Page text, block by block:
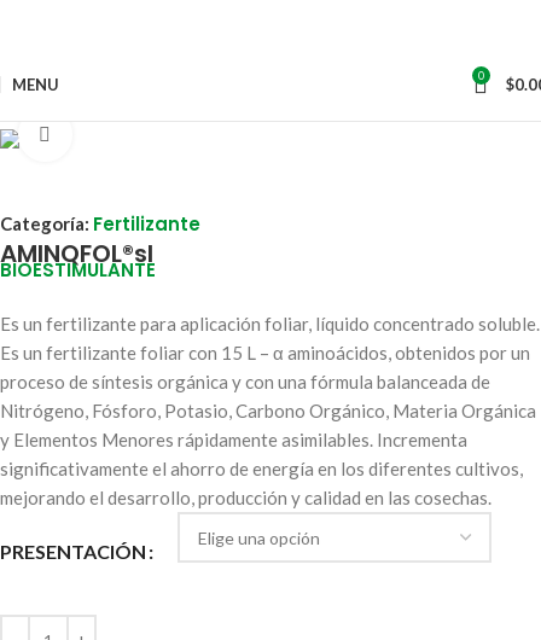
MENU 0 $
Categoría: Fertilizante
AMINQFOL®sl
BIOESTIMULANTE
Es un fertilizante para aplicación foliar, líquido concentrado soluble.
Es un fertilizante foliar con 15 L – α aminoácidos, obtenidos por un
proceso de síntesis orgánica y con una fórmula balanceada de
Nitrógeno, Fósforo, Potasio, Carbono Orgánico, Materia Orgánica
y Elementos Menores rápidamente asimilables. Incrementa
significativamente el ahorro de energía en los diferentes cultivos,
mejorando el desarrollo, producción y calidad en las cosechas.
PRESENTACIÓN